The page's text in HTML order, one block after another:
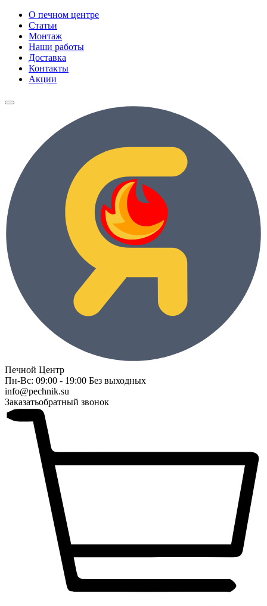
О печном центре
Статьи
Монтаж
Наши работы
Доставка
Контакты
Акции
Печной Центр
Пн-Вс: 09:00 - 19:00 Без выходных
info@pechnik.su
Заказатьобратный звонок